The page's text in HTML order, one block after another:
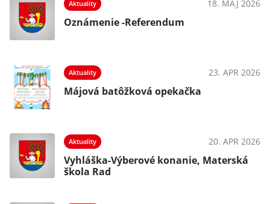
Aktuality 18. MÁJ 2026
Oznámenie -Referendum
Aktuality 23. APR 2026
Májová batôžková opekačka
Aktuality 20. APR 2026
Vyhláška-Výberové konanie, Materská
škola Rad